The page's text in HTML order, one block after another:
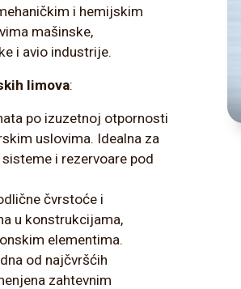
i hemijskim
mašinske,
i avio industrije.
limova:
po izuzetnoj otpornosti
uslovima. Idealna za
i rezervoare pod
čvrstoće i
u konstrukcijama,
elementima.
od najčvršćih
zahtevnim